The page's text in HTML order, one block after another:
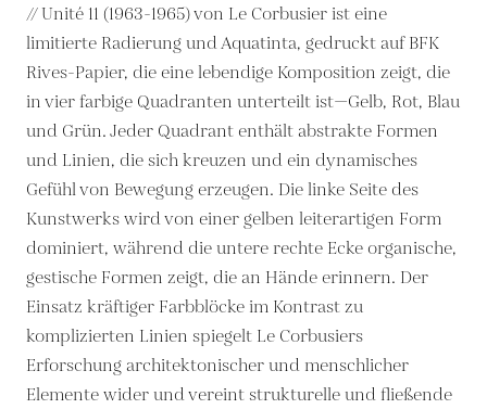
// Unité 11 (1963-1965) von Le Corbusier ist eine
limitierte Radierung und Aquatinta, gedruckt auf BFK
Rives-Papier, die eine lebendige Komposition zeigt, die
in vier farbige Quadranten unterteilt ist—Gelb, Rot, Blau
und Grün. Jeder Quadrant enthält abstrakte Formen
und Linien, die sich kreuzen und ein dynamisches
Gefühl von Bewegung erzeugen. Die linke Seite des
Kunstwerks wird von einer gelben leiterartigen Form
dominiert, während die untere rechte Ecke organische,
gestische Formen zeigt, die an Hände erinnern. Der
Einsatz kräftiger Farbblöcke im Kontrast zu
komplizierten Linien spiegelt Le Corbusiers
Erforschung architektonischer und menschlicher
Elemente wider und vereint strukturelle und fließende